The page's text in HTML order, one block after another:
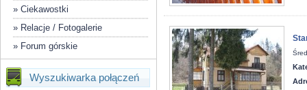
» Ciekawostki
» Relacje / Fotogalerie
» Forum górskie
Wyszukiwarka połączeń